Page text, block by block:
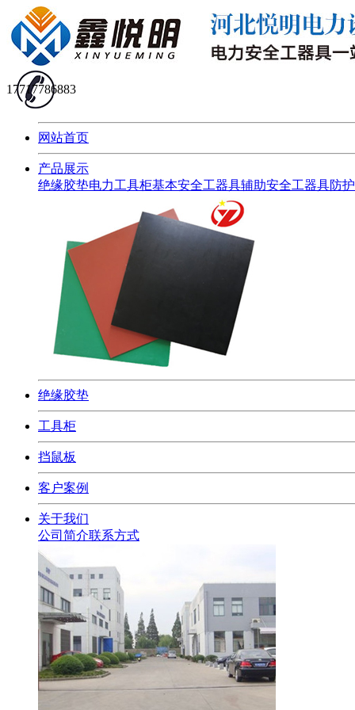
17717786883
网站首页
产品展示
绝缘胶垫电力工具柜基本安全工器具辅助安全工器具防
绝缘胶垫
工具柜
挡鼠板
客户案例
关于我们
公司简介联系方式